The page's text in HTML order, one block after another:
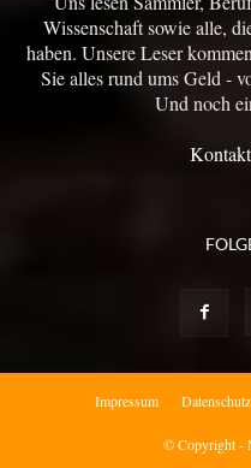
Wissenschaft sowie alle,
haben. Unsere Leser
Sie alles rund ums Geld -
Und noch
Impressum Datenschutz
© Copyright -